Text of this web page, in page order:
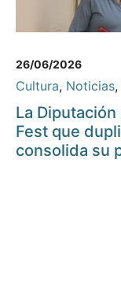
26/06/2026
Cultura, Noticias,
La
Fest que
consolida su